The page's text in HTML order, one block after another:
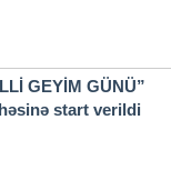
GEYİM GÜNÜ”
start verildi